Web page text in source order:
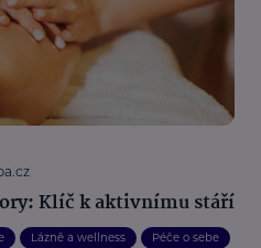
Klíč k aktivnímu stáří
Lázně a wellness Péče o sebe